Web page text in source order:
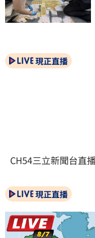
現正直播
CH54三立新聞台直
現正直播